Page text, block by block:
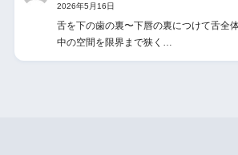
2026年5月16日
舌を下の歯の裏〜下唇の裏につけて舌全
中の空間を限界まで狭く…